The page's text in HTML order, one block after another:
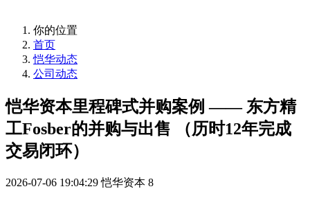
你的位置
首页
恺华动态
公司动态
恺华资本里程碑式并购案例 —— 东方精
工Fosber的并购与出售 （历时12年完成
交易闭环）
2026-07-06 19:04:29 恺华资本 8